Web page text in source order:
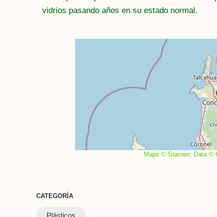
vidrios pasando años en su estado normal.
Maps © Stamen; Data ©
CATEGORÍA
Plásticos